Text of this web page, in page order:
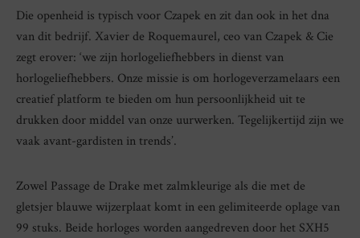
Die openheid is typisch voor Czapek en zit dan ook in het dna
van dit bedrijf. Xavier de Roquemaurel, ceo van Czapek & Cie
zegt erover: ‘we zijn horlogeliefhebbers in dienst van
horlogeliefhebbers. Onze missie is om horlogeverzamelaars een
creatief platform te bieden om hun persoonlijkheid uit te
drukken door middel van onze uurwerken. Tegelijkertijd zijn we
vaak avant-gardisten in trends’.
Zowel Passage de Drake met zalmkleurige als die met de
gletsjer blauwe wijzerplaat komt in een gelimiteerde oplage van
99 stuks. Beide horloges worden aangedreven door het SXH5